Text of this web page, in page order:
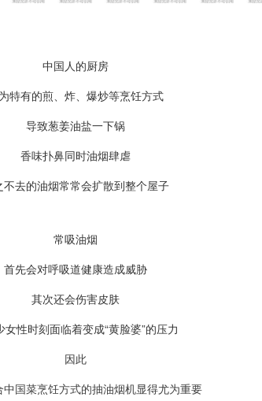
中国人的厨房
特有的煎、炸、爆炒等烹饪方式
导致葱姜油盐一下锅
香味扑鼻同时油烟肆虐
不去的油烟常常会扩散到整个屋子
常吸油烟
首先会对呼吸道健康造成威胁
其次还会伤害皮肤
女性时刻面临着变成“黄脸婆”的压力
因此
中国菜烹饪方式的抽油烟机显得尤为重要